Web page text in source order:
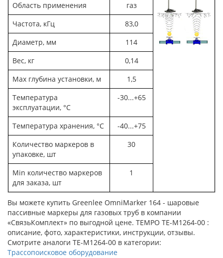
Область применения
газ
Частота, кГц
83,0
Диаметр, мм
114
Вес, кг
0,14
Мах глубина установки, м
1,5
Температура
эксплуатации, °C
-30...+65
Температура хранения, °C
-40...+75
Количество маркеров в
упаковке, шт
30
Мin количество маркеров
для заказа, шт
1
Вы можете купить Greenlee OmniMarker 164 - шаровые
пассивные маркеры для газовых труб в компании
«СвязьКомплект» по выгодной цене. TEMPO TE-M1264-00 :
описание, фото, характеристики, инструкции, отзывы.
Смотрите аналоги TE-M1264-00 в категории:
Трассопоисковое оборудование